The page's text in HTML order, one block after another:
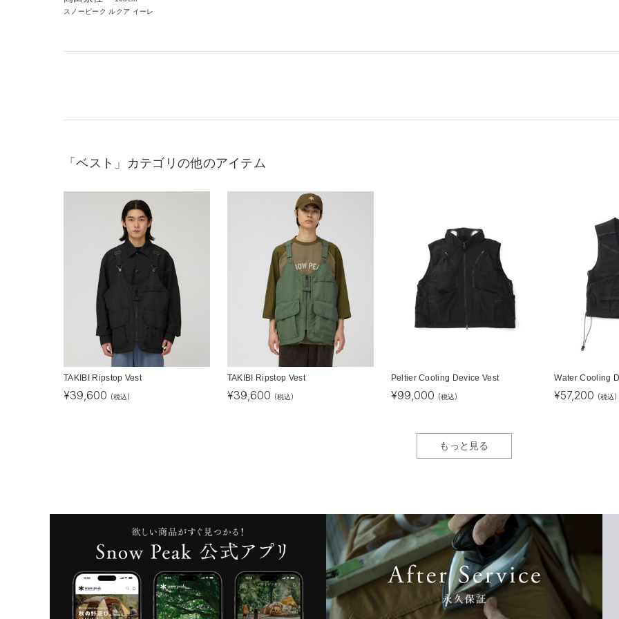
スノーピーク ルクア イーレ
「ベスト」カテゴリの他のアイテム
TAKIBI Ripstop Vest
¥39,600 (税込)
TAKIBI Ripstop Vest
¥39,600 (税込)
Peltier Cooling Device Vest
¥99,000 (税込)
Water Cooling
¥57,200 (税込)
もっと見る